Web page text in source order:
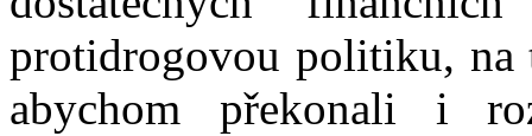
protidrogovou politiku, na
abychom překonali i